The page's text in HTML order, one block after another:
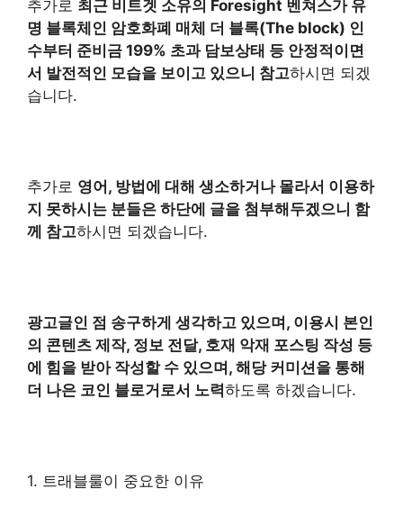
추가로 최근 비트겟 소유의 Foresight 벤쳐스가 유
명 블록체인 암호화폐 매체 더 블록(The block) 인
수부터 준비금 199% 초과 담보상태 등 안정적이면
서 발전적인 모습을 보이고 있으니 참고하시면 되겠
습니다.
추가로 영어, 방법에 대해 생소하거나 몰라서 이용하
지 못하시는 분들은 하단에 글을 첨부해두겠으니 함
께 참고하시면 되겠습니다.
광고글인 점 송구하게 생각하고 있으며, 이용시 본인
의 콘텐츠 제작, 정보 전달, 호재 악재 포스팅 작성 등
에 힘을 받아 작성할 수 있으며, 해당 커미션을 통해
더 나은 코인 블로거로서 노력하도록 하겠습니다.
1. 트래블룰이 중요한 이유